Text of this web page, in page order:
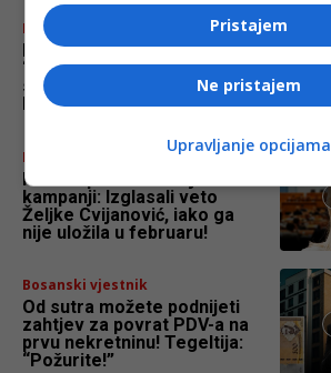
Bosanski vjestnik
Konaković o pozivu Rubija:
“Ključna prilika za iznošenje
stvarne slike o BiH, koju su
lobisti zamutili”
Bosanski vjestnik
NSRS u predizbornoj
kampanji: Izglasali veto
Željke Cvijanović, iako ga
nije uložila u februaru!
Bosanski vjestnik
Od sutra možete podnijeti
zahtjev za povrat PDV-a na
prvu nekretninu! Tegeltija:
“Požurite!”
Pristajem
Ne pristajem
Upravljanje opcijama